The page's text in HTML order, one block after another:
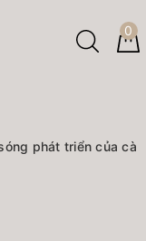
0
phát triển của cà